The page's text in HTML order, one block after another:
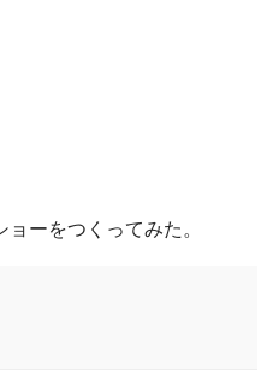
ーをつくってみた。